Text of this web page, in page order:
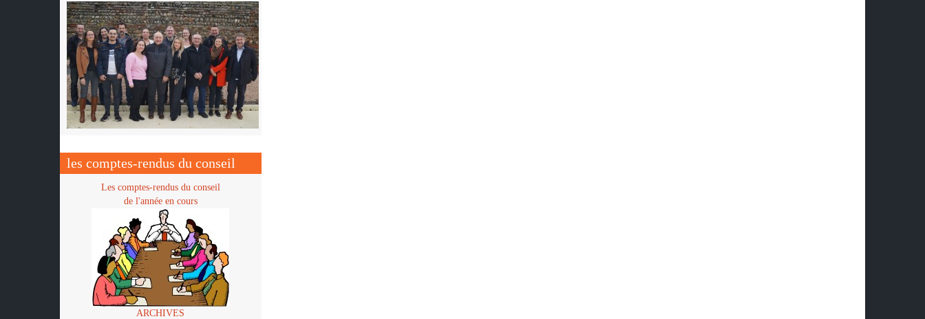
les comptes-rendus du conseil
Les comptes-rendus du conseil
de l'année en cours
ARCHIVES